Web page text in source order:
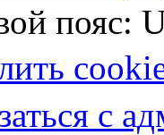
пояс:
с